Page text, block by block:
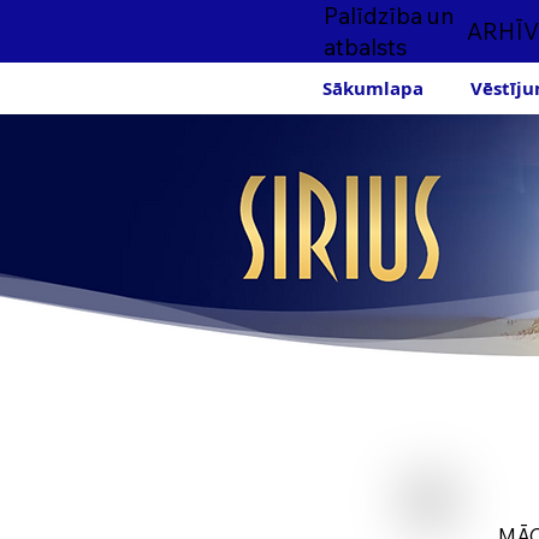
Palīdzība un
atbalsts
Sākumlapa